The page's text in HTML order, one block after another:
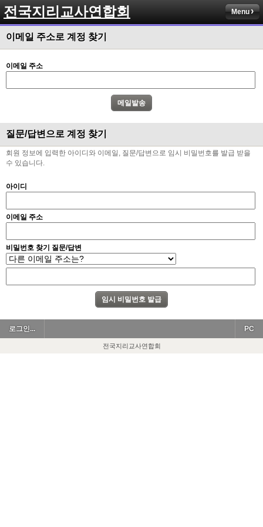
전국지리교사연합회 Menu
이메일 주소로 계정 찾기
이메일 주소
질문/답변으로 계정 찾기
회원 정보에 입력한 아이디와 이메일, 질문/답변으로 임시 비밀번호를 발급 받을
수 있습니다.
아이디
이메일 주소
비밀번호 찾기 질문/답변
로그인... PC
전국지리교사연합회